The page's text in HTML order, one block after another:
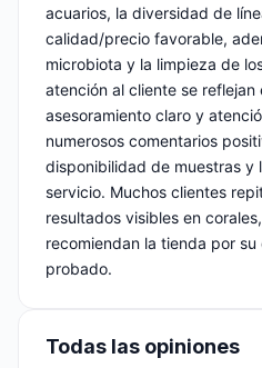
acuarios, la diversidad de
calidad/precio favorable,
microbiota y la limpieza de
atención al cliente se
asesoramiento claro y
numerosos comentarios
disponibilidad de muestras y
servicio. Muchos clientes
resultados visibles en
recomiendan la tienda por
probado.
Todas las opiniones